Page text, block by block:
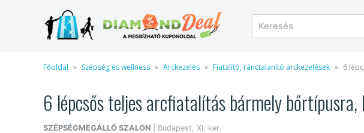
Főoldal Szépség és wellness Arckezelés Fiatalító, ránctalanító arckezelések 6
6 lépcsős teljes arcfiatalítás bármely
SZÉPSÉGMEGÁLLÓ SZALON | Budapest, XI. ker.